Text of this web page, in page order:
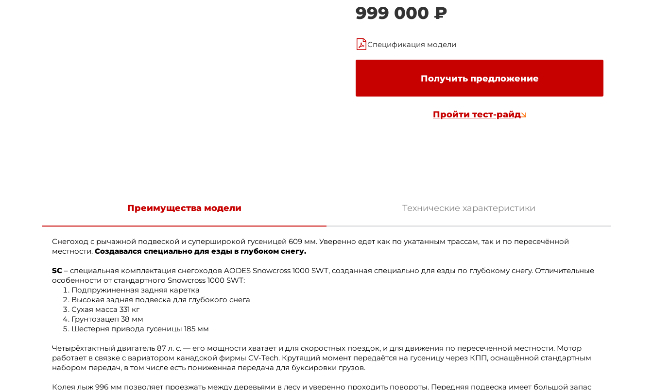
999 000 ₽
Спецификация модели
Получить предложение
Пройти тест-райд
Преимущества модели
Снегоход с рычажной подвеской и суперширокой гусеницей 609 мм. Уверенно едет как по укатанным трассам, так и по пересечённой
местности. Создавался специально для езды в глубоком снегу.
SC – специальная комплектация снегоходов AODES Snowcross 1000 SWT, созданная специально для езды по глубокому снегу. Отличительные
особенности от стандартного Snowcross 1000 SWT:
Подпружиненная задняя каретка
Высокая задняя подвеска для глубокого снега
Сухая масса 331 кг
Грунтозацеп 38 мм
Шестерня привода гусеницы 185 мм
Четырёхтактный двигатель 87 л. с. — его мощности хватает и для скоростных поездок, и для движения по пересеченной местности. Мотор
работает в связке с вариатором канадской фирмы CV-Tech. Крутящий момент передаётся на гусеницу через КПП, оснащённой стандартным
набором передач, в том числе есть пониженная передача для буксировки грузов.
Колея лыж 996 мм позволяет проезжать между деревьями в лесу и уверенно проходить повороты. Передняя подвеска имеет большой запас
Технические характеристики